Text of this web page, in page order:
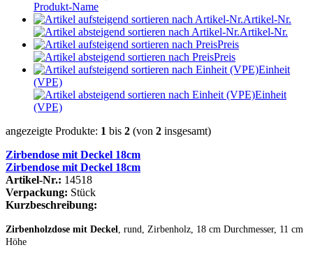
Produkt-Name
Artikel-Nr.
Artikel-Nr.
Preis
Preis
Einheit
(VPE)
Einheit
(VPE)
angezeigte Produkte: 1 bis 2 (von 2 insgesamt)
Zirbendose mit Deckel 18cm
Zirbendose mit Deckel 18cm
Artikel-Nr.: 14518
Verpackung: Stück
Kurzbeschreibung:
Zirbenholzdose mit Deckel, rund, Zirbenholz, 18 cm Durchmesser, 11 cm
Höhe